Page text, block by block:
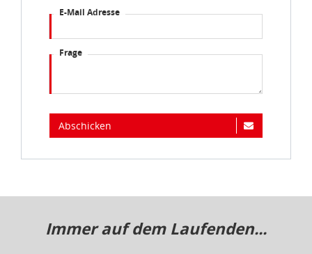
E-Mail Adresse
Frage
Abschicken
Immer auf dem Laufenden...